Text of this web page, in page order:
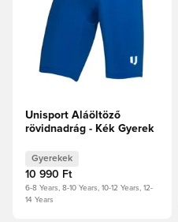
Unisport Aláöltöző
rövidnadrág - Kék Gyerek
Gyerekek
10 990 Ft
6-8 Years, 8-10 Years, 10-12 Years, 12-
14 Years